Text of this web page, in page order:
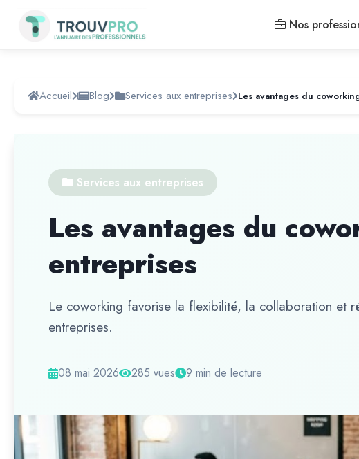
Nos
Accueil Blog Services aux entreprises
Services aux entreprises
Les avantages du
entreprises
Le coworking favorise la flexibilité, la collaboration et
entreprises.
08 mai 2026 285 vues 9 min de lecture